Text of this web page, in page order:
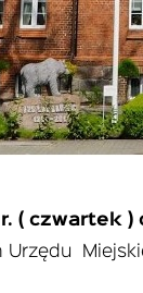
( czwartek )
Urzędu